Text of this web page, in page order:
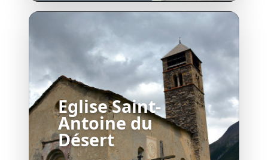
Eglise Saint-
Antoine du
Désert